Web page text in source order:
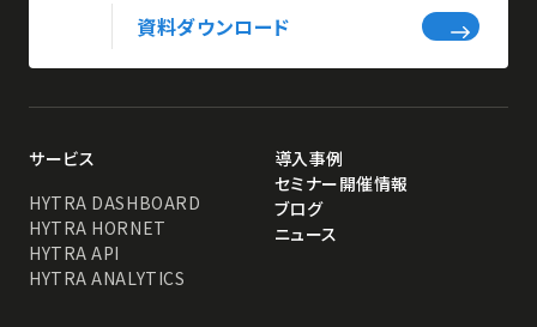
資料ダウンロード
サービス
HYTRA DASHBOARD
HYTRA HORNET
HYTRA API
HYTRA ANALYTICS
導入事例
セミナー開催情報
ブログ
ニュース